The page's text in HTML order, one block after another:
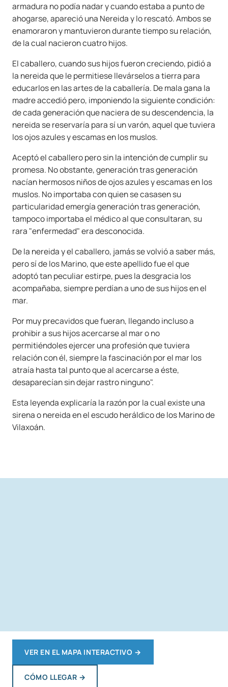
armadura no podía nadar y cuando estaba a punto de
ahogarse, apareció una Nereida y lo rescató. Ambos se
enamoraron y mantuvieron durante tiempo su relación,
de la cual nacieron cuatro hijos.
El caballero, cuando sus hijos fueron creciendo, pidió a
la nereida que le permitiese llevárselos a tierra para
educarlos en las artes de la caballería. De mala gana la
madre accedió pero, imponiendo la siguiente condición:
de cada generación que naciera de su descendencia, la
nereida se reservaría para sí un varón, aquel que tuviera
los ojos azules y escamas en los muslos.
Aceptó el caballero pero sin la intención de cumplir su
promesa. No obstante, generación tras generación
nacían hermosos niños de ojos azules y escamas en los
muslos. No importaba con quien se casasen su
particularidad emergía generación tras generación,
tampoco importaba el médico al que consultaran, su
rara "enfermedad" era desconocida.
De la nereida y el caballero, jamás se volvió a saber más,
pero sí de los Marino, que este apellido fue el que
adoptó tan peculiar estirpe, pues la desgracia los
acompañaba, siempre perdían a uno de sus hijos en el
mar.
Por muy precavidos que fueran, llegando incluso a
prohibir a sus hijos acercarse al mar o no
permitiéndoles ejercer una profesión que tuviera
relación con él, siempre la fascinación por el mar los
atraía hasta tal punto que al acercarse a éste,
desaparecían sin dejar rastro ninguno".
Esta leyenda explicaría la razón por la cual existe una
sirena o nereida en el escudo heráldico de los Marino de
Vilaxoán.
VER EN EL MAPA INTERACTIVO →
CÓMO LLEGAR →